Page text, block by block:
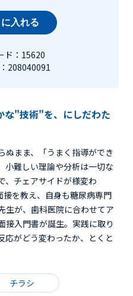
入れる
ド：15620
208040091
な"技術"を、にしだわた
ぬまま、「うまく指導ができ
難しい理論や分析は一切な
、チェアサイドが様変わ
を教え、自身も糖尿病専門
が、歯科医院に合わせてア
接入門書が誕生。実践に取り
応がどう変わったか、とくと
チラシ